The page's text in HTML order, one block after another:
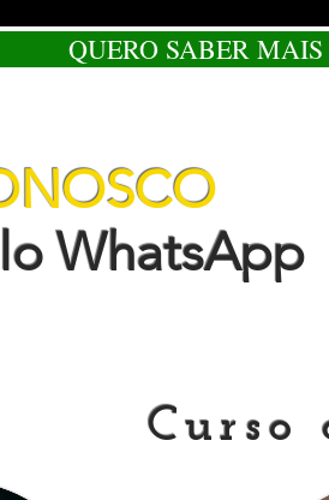
QUERO SABER
Curso